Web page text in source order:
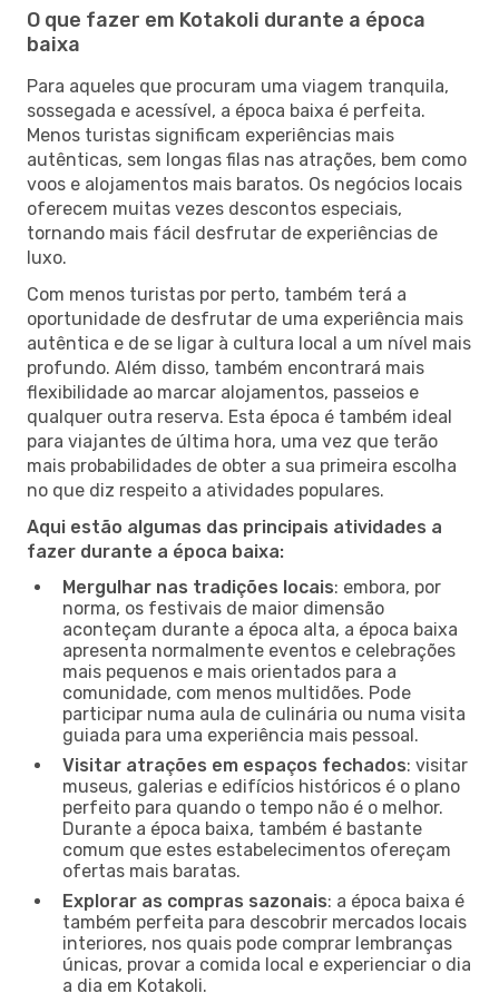
O que fazer em Kotakoli durante a época
baixa
Para aqueles que procuram uma viagem tranquila,
sossegada e acessível, a época baixa é perfeita.
Menos turistas significam experiências mais
autênticas, sem longas filas nas atrações, bem como
voos e alojamentos mais baratos. Os negócios locais
oferecem muitas vezes descontos especiais,
tornando mais fácil desfrutar de experiências de
luxo.
Com menos turistas por perto, também terá a
oportunidade de desfrutar de uma experiência mais
autêntica e de se ligar à cultura local a um nível mais
profundo. Além disso, também encontrará mais
flexibilidade ao marcar alojamentos, passeios e
qualquer outra reserva. Esta época é também ideal
para viajantes de última hora, uma vez que terão
mais probabilidades de obter a sua primeira escolha
no que diz respeito a atividades populares.
Aqui estão algumas das principais atividades a
fazer durante a época baixa:
Mergulhar nas tradições locais: embora, por
norma, os festivais de maior dimensão
aconteçam durante a época alta, a época baixa
apresenta normalmente eventos e celebrações
mais pequenos e mais orientados para a
comunidade, com menos multidões. Pode
participar numa aula de culinária ou numa visita
guiada para uma experiência mais pessoal.
Visitar atrações em espaços fechados: visitar
museus, galerias e edifícios históricos é o plano
perfeito para quando o tempo não é o melhor.
Durante a época baixa, também é bastante
comum que estes estabelecimentos ofereçam
ofertas mais baratas.
Explorar as compras sazonais: a época baixa é
também perfeita para descobrir mercados locais
interiores, nos quais pode comprar lembranças
únicas, provar a comida local e experienciar o dia
a dia em Kotakoli.